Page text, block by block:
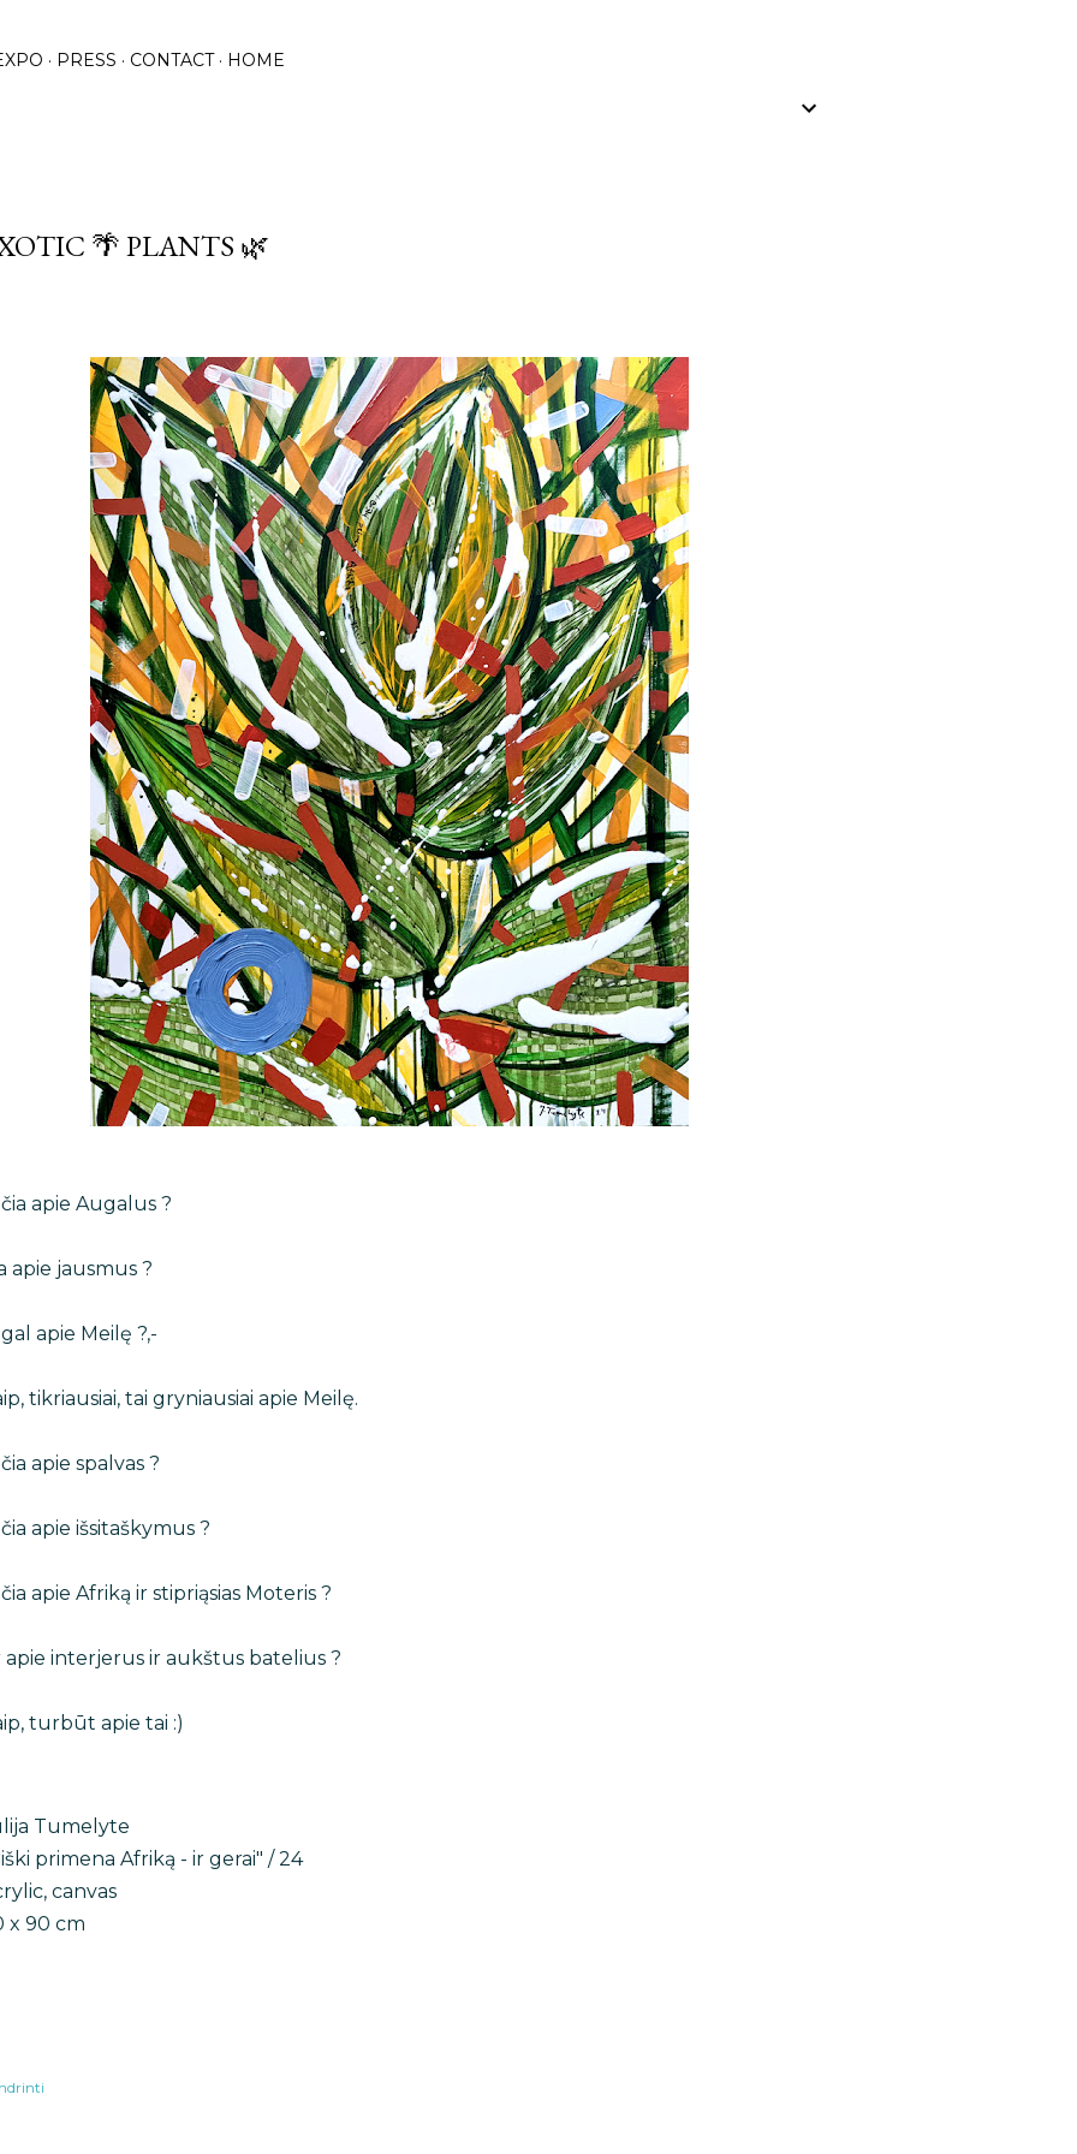
PRESS CONTACT HOME
🌴 PLANTS 🌿
apie Augalus ?
apie jausmus ?
apie Meilę ?,-
tikriausiai, tai gryniausiai apie Meilę.
apie spalvas ?
apie išsitaškymus ?
apie Afriką ir stipriąsias Moteris ?
apie interjerus ir aukštus batelius ?
turbūt apie tai :)
Tumelyte
primena Afriką - ir gerai" / 24
canvas
x 90 cm